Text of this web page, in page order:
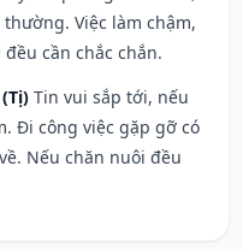
Việc làm chậm,
cần chắc chắn.
Tin vui sắp tới, nếu
Đi công việc gặp gỡ có
Nếu chăn nuôi đều